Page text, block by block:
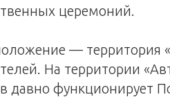
церемоний.
— территория
На территории
давно функционирует